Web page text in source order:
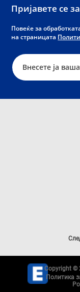
Пријавете се
Повеќе за
на страницата
Copyright ©
Политика